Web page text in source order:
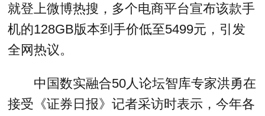
就登上微博热搜，多个电商平台宣布该款手
机的128GB版本到手价低至5499元，引发
全网热议。
中国数实融合50人论坛智库专家洪勇在
接受《证券日报》记者采访时表示，今年各